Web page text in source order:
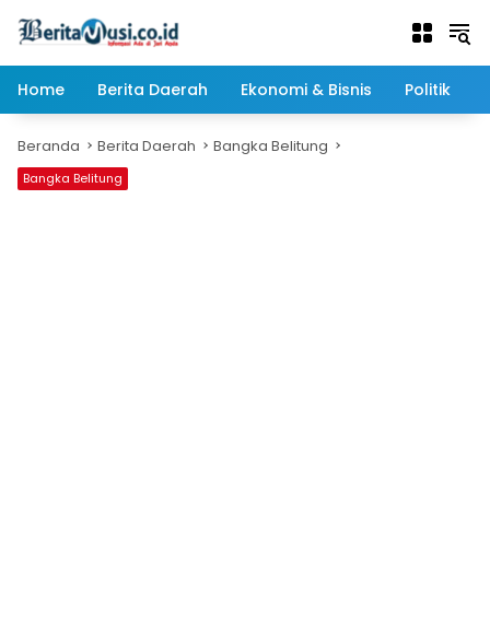
Home
Berita Daerah Ekonomi & Bisnis Politik
Beranda Berita Daerah Bangka Belitung
Bangka Belitung